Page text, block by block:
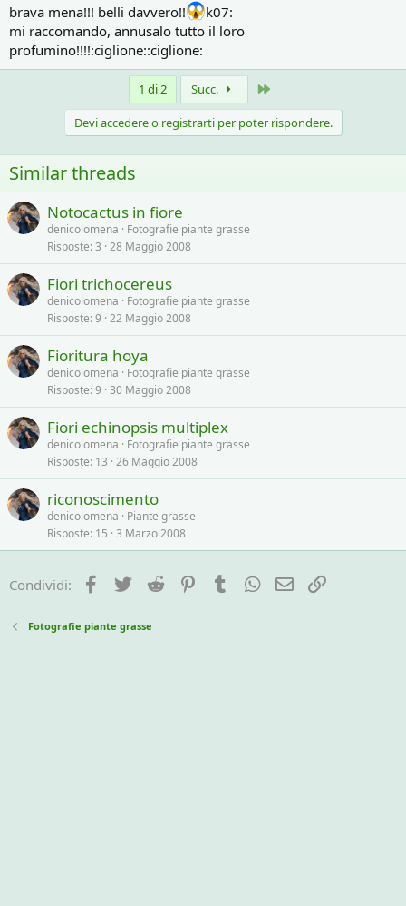
brava mena!!! belli davvero!!
k07:
mi raccomando, annusalo tutto il loro
profumino!!!!:ciglione::ciglione:
1 di 2 Succ.
Devi accedere o registrarti per poter rispondere.
Similar threads
Notocactus in fiore
denicolomena
Fotografie piante grasse
Risposte 3 28 Maggio 2008
Fiori trichocereus
denicolomena
Fotografie piante grasse
Risposte 9 22 Maggio 2008
Fioritura hoya
denicolomena
Fotografie piante grasse
Risposte 9 30 Maggio 2008
Fiori echinopsis multiplex
denicolomena
Fotografie piante grasse
Risposte 13 26 Maggio 2008
riconoscimento
denicolomena
Piante grasse
Risposte 15 3 Marzo 2008
Condividi: Facebook
Twitter Reddit PinterestTumblrWhatsApp
e-mail
Fotografie piante grasse